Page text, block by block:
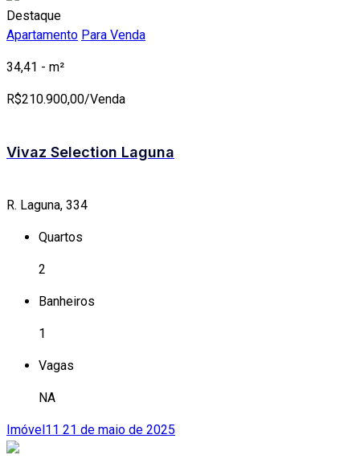
Destaque
Apartamento Para Venda
34,41 - m²
R$210.900,00/Venda
Vivaz Selection Laguna
R. Laguna, 334
Quartos
2
Banheiros
1
Vagas
NA
Imóvel11 21 de maio de 2025